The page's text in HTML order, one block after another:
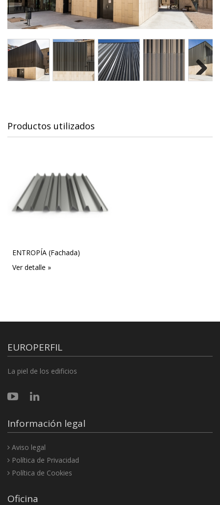
Productos utilizados
ENTROPÍA (Fachada)
Ver detalle »
EUROPERFIL
La piel de los edificios
Información legal
Aviso legal
Política de Privacidad
Política de Cookies
Oficina